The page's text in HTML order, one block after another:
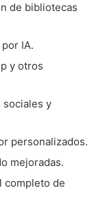
de bibliotecas
IA.
y otros
sociales y
personalizados.
mejoradas.
completo de